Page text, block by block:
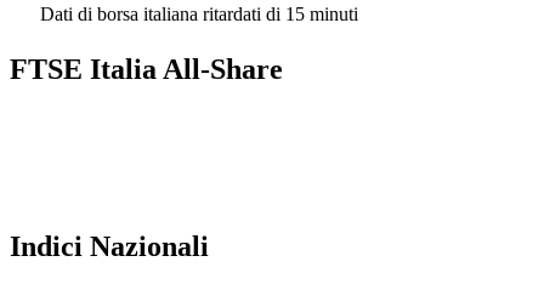
Dati di borsa italiana ritardati di 15 minuti
FTSE Italia All-Share
Indici Nazionali